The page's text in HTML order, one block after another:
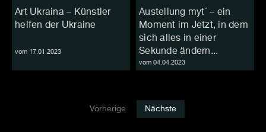
Art Ukraina – Künstler
helfen der Ukraine
vom 17.01.2023
Austellung myt´ – ein
Moment im Jetzt, in dem
sich alles in einer
Sekunde ändern...
vom 04.04.2023
Vorherige Nächste